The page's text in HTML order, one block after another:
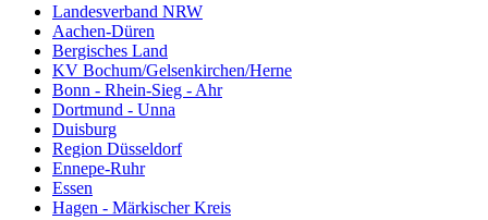
Landesverband NRW
Aachen-Düren
Bergisches Land
KV Bochum/Gelsenkirchen/Herne
Bonn - Rhein-Sieg - Ahr
Dortmund - Unna
Duisburg
Region Düsseldorf
Ennepe-Ruhr
Essen
Hagen - Märkischer Kreis